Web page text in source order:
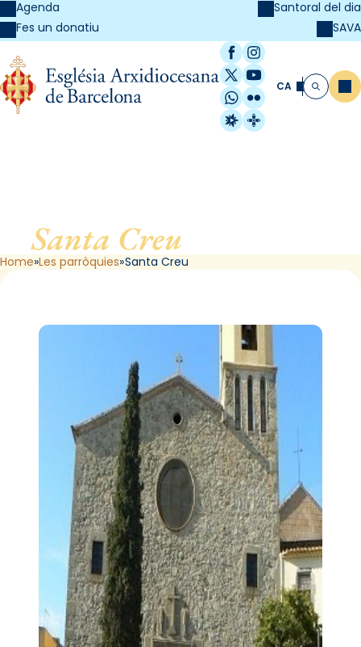
Agenda
Fes un donatiu
Santoral del dia
SAVA
Facebook
Instagram
X / Twitter
YouTube
WhatsApp
Flickr
Radio Estel
Catalunya
CA Cerca
Santa Creu
Home Les parròquies Santa Creu